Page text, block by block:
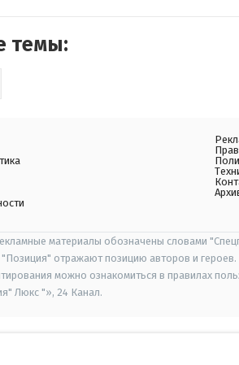
темы:
материалы обозначены словами
"Позиция" отражают позицию авторов и
можно ознакомиться в правилах
Люкс "», 24 Канал.